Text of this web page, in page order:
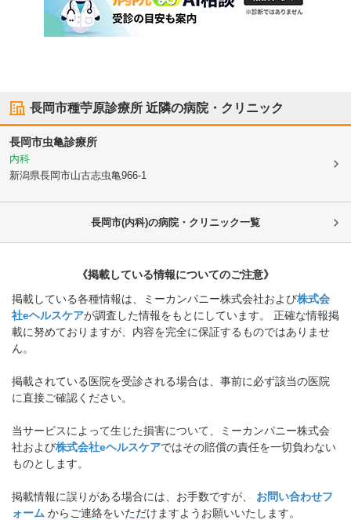
長岡市種苧原診療所 近隣の病院・クリニック
長岡市虫亀診療所
内科
新潟県長岡市山古志虫亀966-1
長岡市(内科)の病院・クリニック一覧
《掲載している情報についてのご注意》
掲載している各種情報は、ミーカンパニー株式会社および株式会
社eヘルスケアが調査した情報をもとにしています。 正確な情報掲
載に努めておりますが、内容を完全に保証するものではありませ
ん。
掲載されている医院を受診される場合は、事前に必ず該当の医院
に直接ご確認ください。
当サービスによって生じた損害について、ミーカンパニー株式会
社および株式会社eヘルスケアではその賠償の責任を一切負わない
ものとします。
掲載情報に誤りがある場合には、お手数ですが、
お問い合わせフ
ォーム からご連絡をいただけますようお願いいたします。